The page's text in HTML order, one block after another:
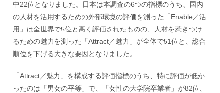
中22位となりました。日本は本調査の6つの指標のうち、国内
の人材を活用するための外部環境の評価を測った「Enable／活
用」は全世界で5位と高く評価されたものの、人材を惹きつけ
るための魅力を測った「Attract／魅力」が全体で51位と、総合
順位を下げる大きな要因となりました。
「Attract／魅力」を構成する評価指標のうち、特に評価が低か
ったのは「男女の平等」で、「女性の大学院卒業者」が82位、